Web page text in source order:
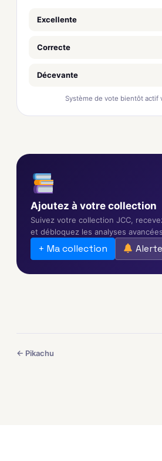
Excellente
Correcte
Décevante
Système de vote bientôt actif
Ajoutez à votre collection
Suivez votre collection JCC,
et débloquez les analyses
+ Ma collection
← Pikachu